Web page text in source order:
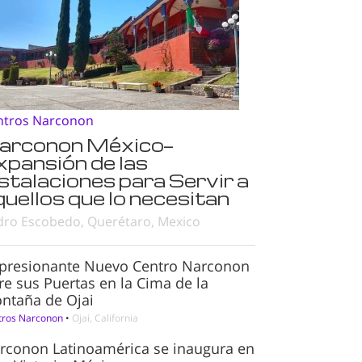
Narconon
México—
de las
para Servir a
que lo necesitan
Escobedo, Querétaro, Mexico
Nuevo Centro Narconon
sus Puertas en la Cima de la
de Ojai
Narconon • Ojai, California
Latinoamérica se inaugura en